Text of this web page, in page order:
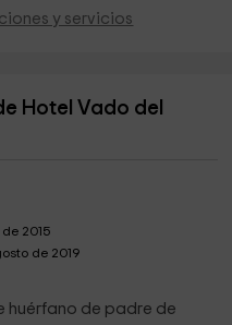
y servicios
Hotel Vado del
2015
de 2019
huérfano de padre de